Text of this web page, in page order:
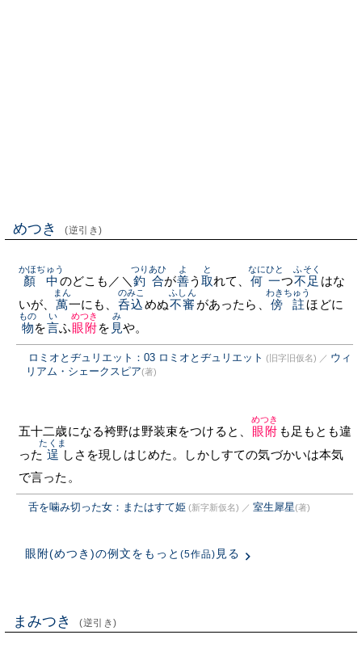
めつき (逆引き)
顏中
かほぢゅう
のどこも／＼ 釣合
つりあひ
が善
よ
う 取
と
れて、 何一
なにひと
つ不足
ふそく
はな
いが、 萬
まん
一にも、 呑込
のみこ
めぬ不審
ふしん
があったら、 傍註
わきちゅう
ほどに
物
もの
を言
い
ふ眼附
めつき
を 見
み
や。
ロミオとヂュリエット：03 ロミオとヂュリエット (旧字旧仮名) ／ ウィ
リアム・シェークスピア(著)
五十二歳になる袴野は野装束をつけると、 眼附
めつき
も足もとも違
った 逞
たくま
しさを現しはじめた。しかしすての気づかいは本気
で言った。
舌を噛み切った女：またはすて姫 (新字新仮名) ／ 室生犀星(著)
眼附(めつき)の例文をもっと (5作品) 見る
まみつき (逆引き)